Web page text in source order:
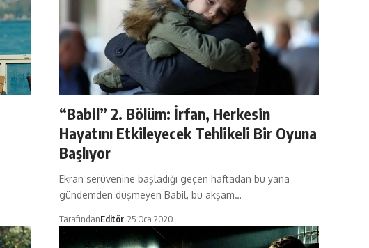
“Babil” 2. Bölüm: İrfan, Herkesin
Hayatını Etkileyecek Tehlikeli Bir Oyuna
Başlıyor
Ekran serüvenine başladığı geçen haftadan bu yana
gündemden düşmeyen Babil, bu akşam…
TarafındanEditör 25 Oca 2020